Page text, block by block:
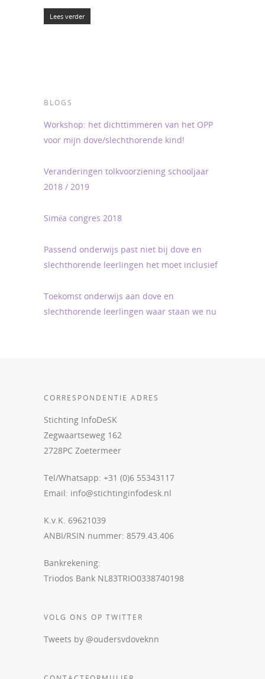
Lees verder
BLOGS
Workshop: het dichttimmeren van het OPP
voor mijn dove/slechthorende kind!
Veranderingen tolkvoorziening schooljaar
2018 / 2019
Siméa congres 2018
Passend onderwijs past niet bij dove en
slechthorende leerlingen het moet inclusief
Toekomst onderwijs aan dove en
slechthorende leerlingen waar staan we nu
CORRESPONDENTIE ADRES
Stichting InfoDeSK
Zegwaartseweg 162
2728PC Zoetermeer
Tel/Whatsapp: +31 (0)6 55343117
Email: info@stichtinginfodesk.nl
K.v.K. 69621039
ANBI/RSIN nummer: 8579.43.406
Bankrekening:
Triodos Bank NL83TRIO0338740198
VOLG ONS OP TWITTER
Tweets by @oudersvdoveknn